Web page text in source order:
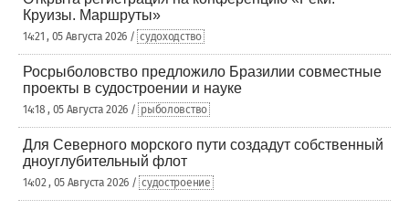
Круизы. Маршруты»
14:21 , 05 Августа 2026 / судоходство
Росрыболовство предложило Бразилии совместные
проекты в судостроении и науке
14:18 , 05 Августа 2026 / рыболовство
Для Северного морского пути создадут собственный
дноуглубительный флот
14:02 , 05 Августа 2026 / судостроение